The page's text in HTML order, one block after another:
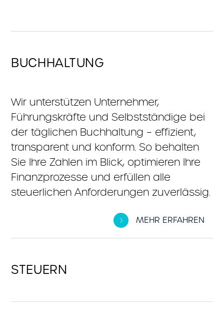
BUCHHALTUNG
Wir unterstützen Unternehmer,
Führungskräfte und Selbstständige bei
der täglichen Buchhaltung – effizient,
transparent und konform. So behalten
Sie Ihre Zahlen im Blick, optimieren Ihre
Finanzprozesse und erfüllen alle
steuerlichen Anforderungen zuverlässig.
MEHR ERFAHREN
STEUERN